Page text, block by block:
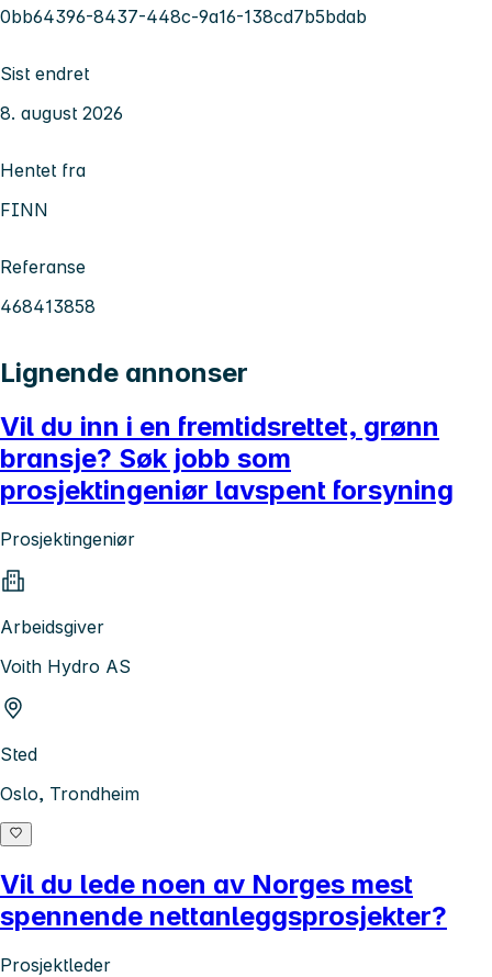
0bb64396-8437-448c-9a16-138cd7b5bdab
Sist endret
8. august 2026
Hentet fra
FINN
Referanse
468413858
Lignende annonser
Vil du inn i en fremtidsrettet, grønn
bransje? Søk jobb som
prosjektingeniør lavspent forsyning
Prosjektingeniør
Arbeidsgiver
Voith Hydro AS
Sted
Oslo, Trondheim
Vil du lede noen av Norges mest
spennende nettanleggsprosjekter?
Prosjektleder